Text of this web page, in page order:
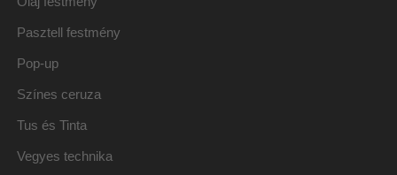
Pasztell festmény
Pop-up
Színes ceruza
Tus és Tinta
Vegyes technika